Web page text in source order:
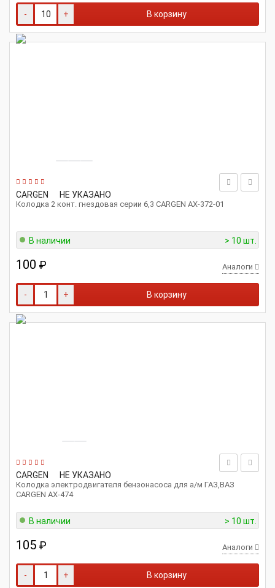
- + В корзину
CARGEN НЕ УКАЗАНО
Колодка 2 конт. гнездовая серии 6,3 CARGEN AX-372-01
В наличии > 10 шт.
100 ₽ Аналоги
- + В корзину
CARGEN НЕ УКАЗАНО
Колодка электродвигателя бензонасоса для а/м ГАЗ,ВАЗ
CARGEN AX-474
В наличии > 10 шт.
105 ₽ Аналоги
- + В корзину